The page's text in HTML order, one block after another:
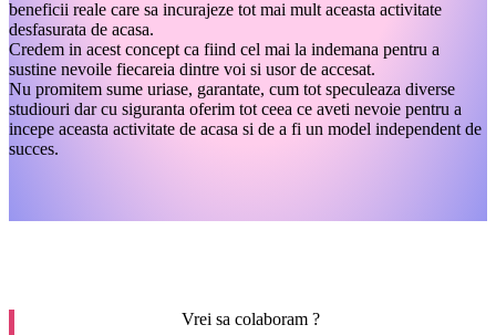
beneficii reale care sa incurajeze tot mai mult aceasta activitate
desfasurata de acasa.
Credem in acest concept ca fiind cel mai la indemana pentru a
sustine nevoile fiecareia dintre voi si usor de accesat.
Nu promitem sume uriase, garantate, cum tot speculeaza diverse
studiouri dar cu siguranta oferim tot ceea ce aveti nevoie pentru a
incepe aceasta activitate de acasa si de a fi un model independent de
succes.
Vrei sa colaboram ?